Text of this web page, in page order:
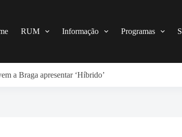
RUM Informação Programas
a Braga apresentar ‘Híbrido’